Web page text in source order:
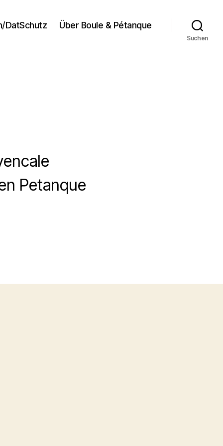
DatSchutz Über Boule & Pétanque
Suchen
Petanque